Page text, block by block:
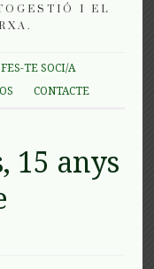
I EL
FES-TE SOCI/A
CONTACTE
15 anys